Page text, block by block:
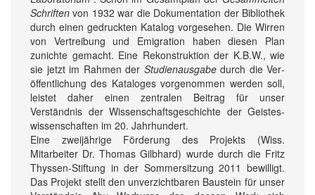
Schriften von 1932 war die Dokumentation der Bibliothek
durch einen gedruckten Katalog vorgesehen. Die Wirren
von Vertreibung und Emigration haben diesen Plan
zunichte gemacht. Eine Re­konstruktion der K.B.W., wie
sie jetzt im Rahmen der Studien­ausgabedurch die Ver­
öffentlichung des Kataloges vorgenommen werden soll,
leistet daher einen zentralen Beitrag für unser
Verständnis der Wissen­schafts­geschichte der Geistes­
wissenschaften im 20. Jahrhundert.
Eine zwei­jährige Förderung des Projekts (Wiss.
Mitarbeiter Dr. Thomas Gilbhard) wurde durch die Fritz
Thyssen-Stiftung in der Sommer­sitzung 2011 bewilligt.
Das Projekt stellt den un­verzichtbaren Baustein für unser